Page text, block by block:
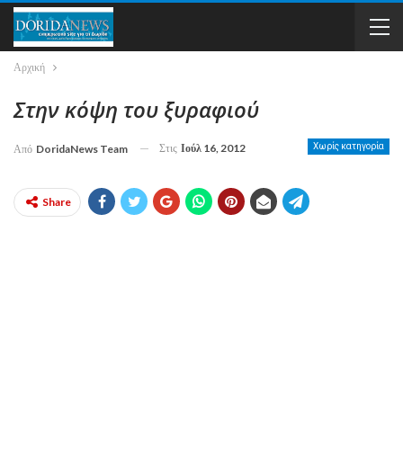
Αρχική
Στην κόψη του ξυραφιού
Χωρίς κατηγορία
Από DoridaNews Team Στις Ιούλ 16, 2012
Share